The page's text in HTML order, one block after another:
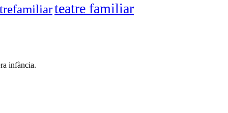
teatre familiar
infància.